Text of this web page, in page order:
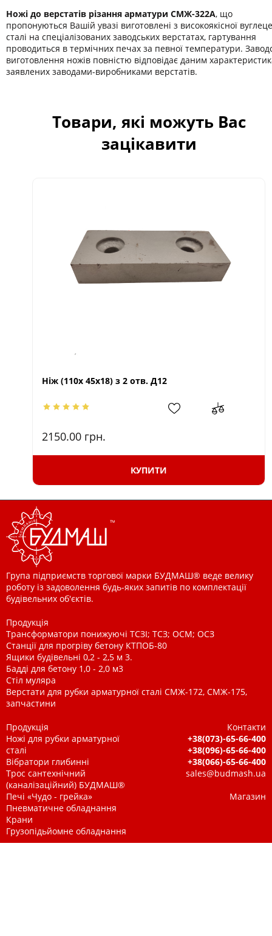
Ножі до верстатів різання арматури СМЖ-322А, що
пропонуються Вашій увазі виготовлені з високоякісної
сталі на спеціалізованих заводських верстатах, гартування
проводиться в термічних печах за певної температури.
виготовлення ножів повністю відповідає даним
заявлених заводами-виробниками верстатів.
Товари, які можуть Вас
зацікавити
Ніж (110х 45х18) з 2 отв. Д12
2150.00 грн.
КУПИТИ
Група підприємств торгової марки БУДМАШ® веде велику
роботу із задоволення будь-яких запитів по комплектації
будівельних об'єктів.
Продукція
Трансформатори понижуючі ТСЗІ; ТСЗ; ОСМ; ОСЗ
Станції для прогріву бетону КТПОБ-80
Ящики будівельні 0,2 - 2,5 м 3.
Бадді для бетону 1,0 - 2,0 м3
Стіл муляра
Верстати для рубки арматурної сталі СМЖ-172, СМЖ-175,
запчастини
Продукція
Ножі для рубки арматурної
сталі
Вібратори глибинні
Трос сантехнічний
(каналізаційний) БУДМАШ®
Печі «Чудо - грейка»
Пневматичне обладнання
Крани
Грузопідьйомне обладнання
Контакти
+38(073)-65-66-400
+38(096)-65-66-400
+38(066)-65-66-400
sales@budmash.ua
Магазин